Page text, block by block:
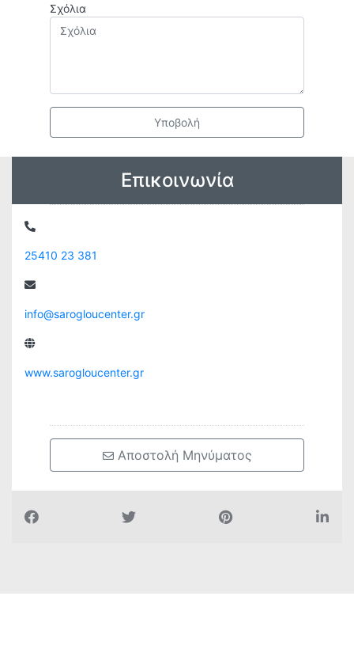
Σχόλια
Υποβολή
Επικοινωνία
25410 23 381
info@sarogloucenter.gr
www.sarogloucenter.gr
Αποστολή Μηνύματος